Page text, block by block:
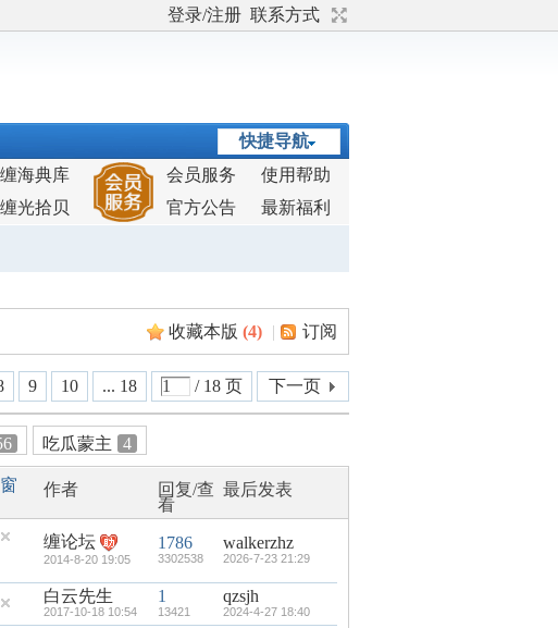
登录/注册 联系方式
快捷导航
缠海典库
缠光拾贝
会员服务
使用帮助
官方公告
最新福利
收藏本版 (4) | 订阅
9 10 ... 18 / 18 页 下一页
吃瓜蒙主 4
作者
回复/查
看
最后发表
缠论坛
2014-8-20 19:05
1786
3302538
walkerzhz
2026-7-23 21:29
白云先生
2017-10-18 10:54
1
13421
qzsjh
2024-4-27 18:40